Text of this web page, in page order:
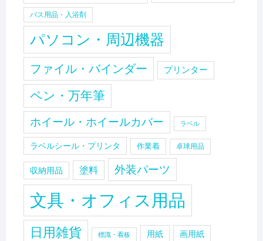
バス用品・入浴剤
パソコン・周辺機器
ファイル・バインダー プリンター
ペン・万年筆
ホイール・ホイールカバー ラベル
ラベルシール・プリンタ 作業着 卓球用品
収納用品 塗料 外装パーツ
文具・オフィス用品
日用雑貨 標識・看板 用紙 画用紙